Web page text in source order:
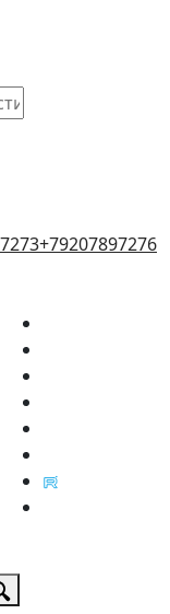
+79207897276